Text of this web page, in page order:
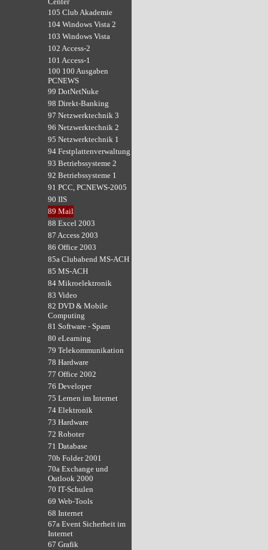
105 Club Akademie
104 Windows Vista 2
103 Windows Vista
102 Access-2
101 Access-1
100 100 Ausgaben
PCNEWS
99 DotNetNuke
98 Direkt-Banking
97 Netzwerktechnik 3
96 Netzwerktechnik 2
95 Netzwerktechnik 1
94 Festplattenverwaltung
93 Betriebssysteme 2
92 Betriebssysteme 1
91 PCC, PCNEWS-2005
90 IIS
89 Mail
88 Excel 2003
87 Access 2003
86 Office 2003
85a Clubabend MS-ACH
85 MS-ACH
84 Mikroelektronik
83 Video
82 DVD & Mobile
Computing
81 Software - Spam
80 eLearning
79 Telekommunikation
78 Hardware
77 Office 2002
76 Developer
75 Lernen im Internet
74 Elektronik
73 Hardware
72 Roboter
71 Database
70b Folder 2001
70a Exchange und
Outlook 2000
70 IT-Schulen
69 Web-Tools
68 Internet
67a Event Sicherheit im
Internet
67 Grafik